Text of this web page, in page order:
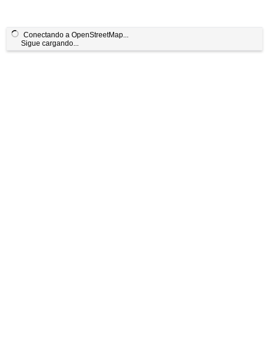
Conectando a OpenStreetMap...
Sigue cargando...